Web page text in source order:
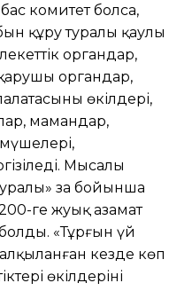
комитет болса,
құру туралы қаулы
органдар,
органдар,
өкілдері,
мамандар,
мүшелері,
Мысалы
заң бойынша
ге жуық азамат
«Тұрғын үй
кезде көп
өкілдерінің